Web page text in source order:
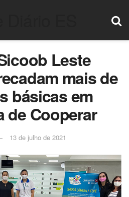
Leste
mais de
básicas em
de Cooperar
13 de julho de 2021